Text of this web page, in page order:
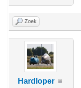
Zoek
Hardloper